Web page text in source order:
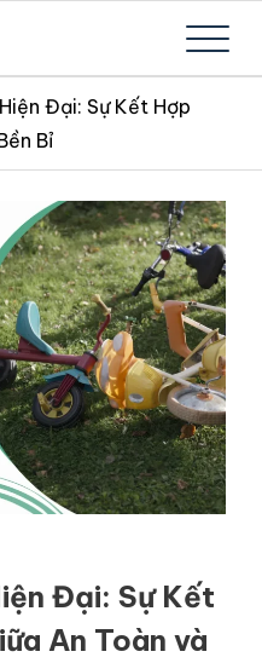
Maruishi –
mới 100%
Đại: Sự Kết Hợp
Bỉ
Đại: Sự Kết
An Toàn và